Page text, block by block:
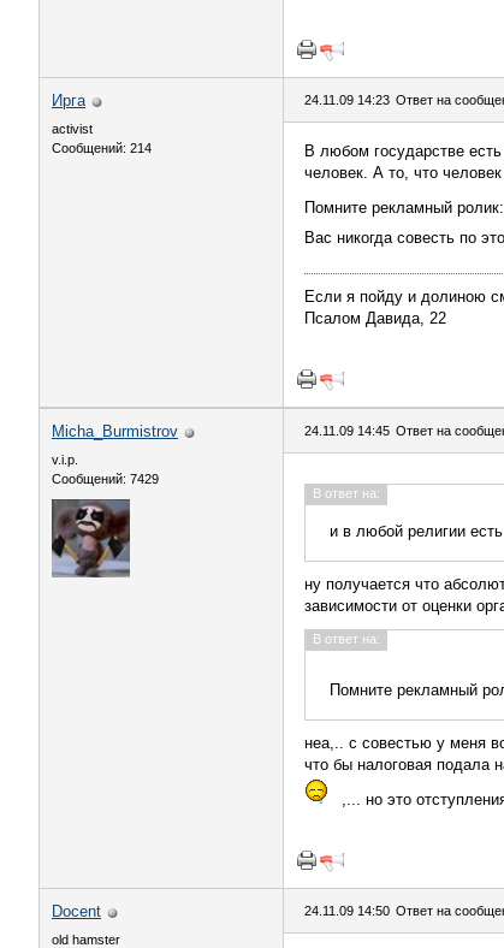
Ирга
activist
Сообщений: 214
24.11.09 14:23 Ответ на
В любом государстве
человек. А то, что
Помните рекламный
Вас никогда совесть по
Если я пойду и долиною
Псалом Давида, 22
Micha_Burmistrov
v.i.p.
Сообщений: 7429
24.11.09 14:45 Ответ на
В ответ на:
и в любой религии
ну получается что
зависимости от оценки
В ответ на:
Помните рекламный
неа,.. с совестью у меня
что бы налоговая подала
,... но это
Docent
old hamster
24.11.09 14:50 Ответ на